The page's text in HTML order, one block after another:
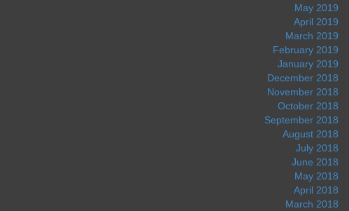
May 2019
April 2019
March 2019
February 2019
January 2019
December 2018
November 2018
October 2018
September 2018
August 2018
July 2018
June 2018
May 2018
April 2018
March 2018